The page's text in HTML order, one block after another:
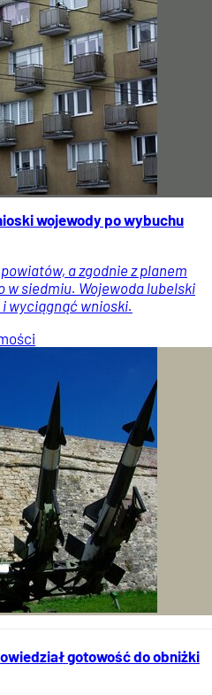
wojewody po wybuchu
a zgodnie z planem
w siedmiu. Wojewoda lubelski
wyciągnąć wnioski.
gotowość do obniżki